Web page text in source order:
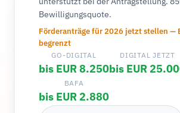
Bewilligungsquote.
Förderanträge für 2026 jetzt stellen —
begrenzt
GO-DIGITAL
bis EUR 8.250
DIGITAL JETZT
bis EUR
BAFA
bis EUR 2.880